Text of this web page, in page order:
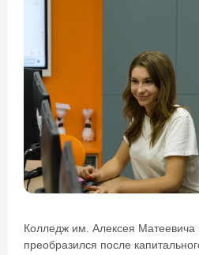
Колледж им. Алексея Матеевича
преобразился после